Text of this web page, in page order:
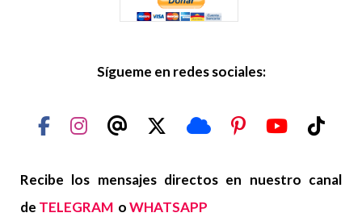
Sígueme en redes sociales:
Recibe los mensajes directos en nuestro canal
de TELEGRAM oWHATSAPP